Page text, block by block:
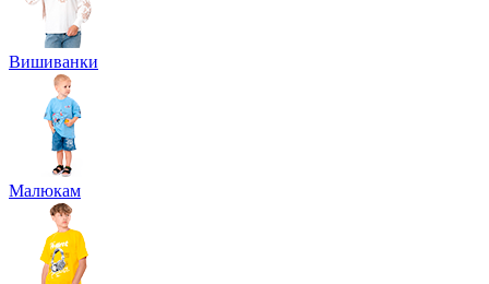
Вишиванки
Малюкам